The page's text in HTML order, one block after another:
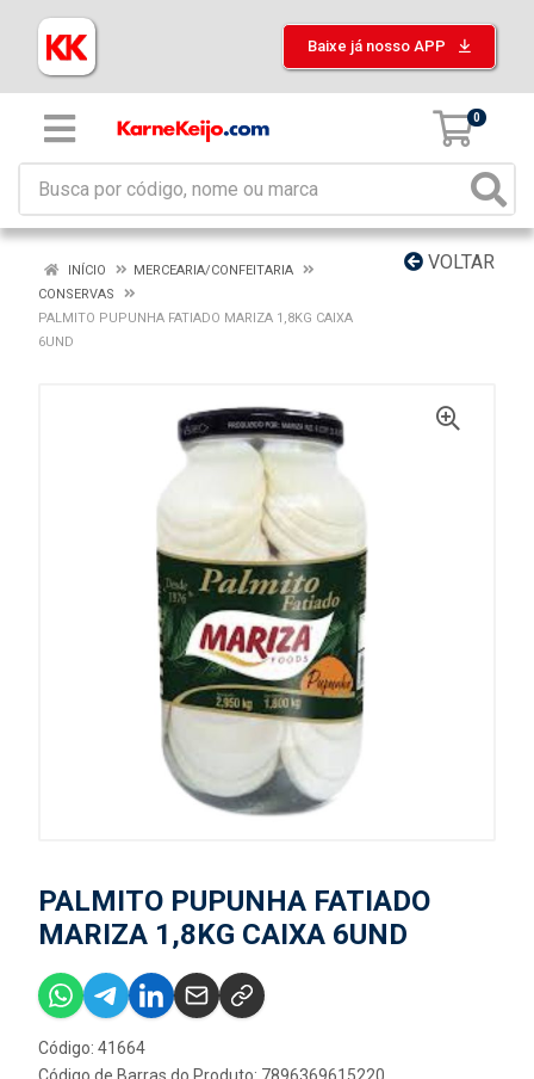
Baixe já nosso APP
0
VOLTAR
INÍCIO
MERCEARIA/CONFEITARIA
CONSERVAS
PALMITO PUPUNHA FATIADO MARIZA 1,8KG CAIXA
6UND
PALMITO PUPUNHA FATIADO
MARIZA 1,8KG CAIXA 6UND
Código: 41664